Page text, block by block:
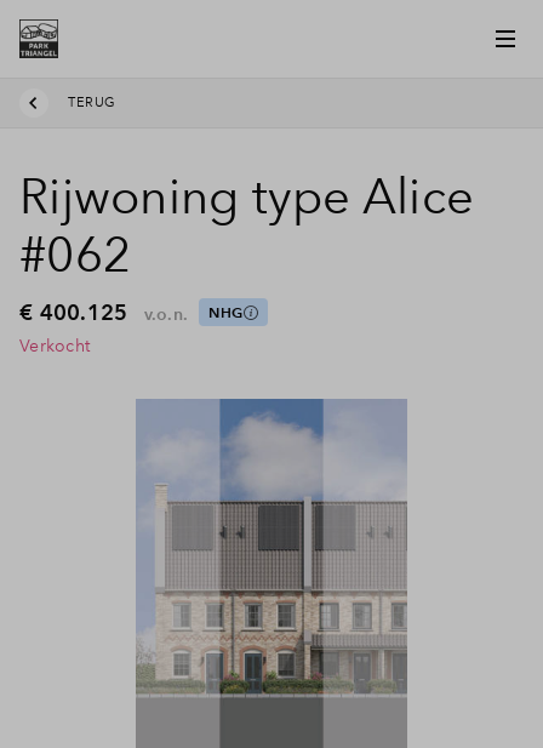
TERUG
Rijwoning type Alice
#062
€ 400.125 v.o.n. NHG
Verkocht